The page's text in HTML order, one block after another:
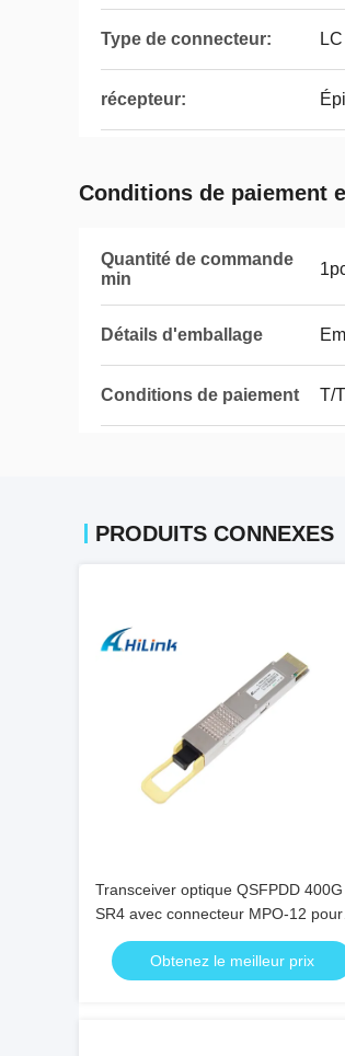
Type de connecteur: LC
récepteur:
Conditions de paiement
Quantité de commande
min
Détails d'emballage
Conditions de paiement T/
PRODUITS CONNEXES
Transceiver optique QSFPDD 400G
SR4 avec connecteur MPO-12 pour
transmission 100m
Obtenez le meilleur prix